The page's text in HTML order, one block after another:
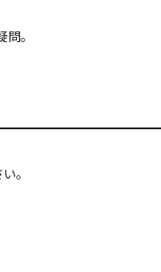
。
。